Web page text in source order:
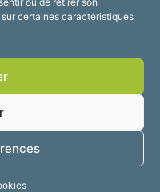
certaines caractéristiques
Mentions légales